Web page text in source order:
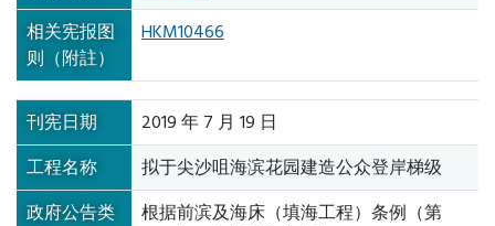
相关宪报图
则（附註）
HKM10466
刊宪日期
2019 年 7 月 19 日
工程名称
拟于尖沙咀海滨花园建造公众登岸梯级
政府公告类
根据前滨及海床（填海工程）条例（第